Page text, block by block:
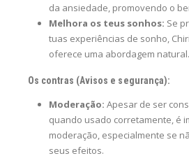
da ansiedade, promovendo o
Melhora os teus sonhos: Se
tuas experiências de sonho,
oferece uma abordagem natural.
Os contras (Avisos e segurança):
Moderação: Apesar de ser
quando usado corretamente, é
moderação, especialmente se
seus efeitos.